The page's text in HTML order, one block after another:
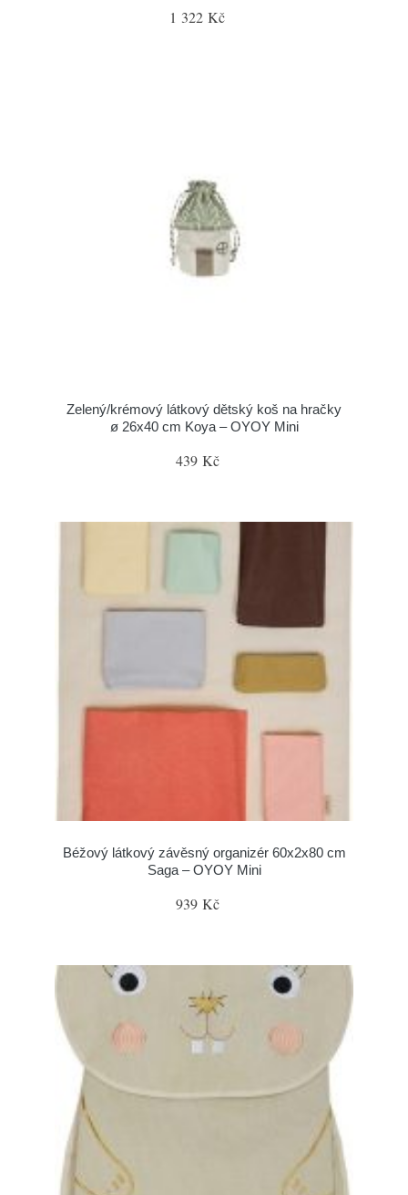
1 322 Kč
Zelený/krémový látkový dětský koš na hračky
ø 26x40 cm Koya – OYOY Mini
439 Kč
Béžový látkový závěsný organizér 60x2x80 cm
Saga – OYOY Mini
939 Kč